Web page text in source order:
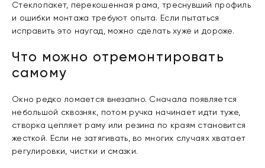
Стеклопакет, перекошенная рама, треснувший профиль
и ошибки монтажа требуют опыта. Если пытаться
исправить это наугад, можно сделать хуже и дороже.
Что можно отремонтировать
самому
Окно редко ломается внезапно. Сначала появляется
небольшой сквозняк, потом ручка начинает идти туже,
створка цепляет раму или резина по краям становится
жесткой. Если не затягивать, во многих случаях хватает
регулировки, чистки и смазки.